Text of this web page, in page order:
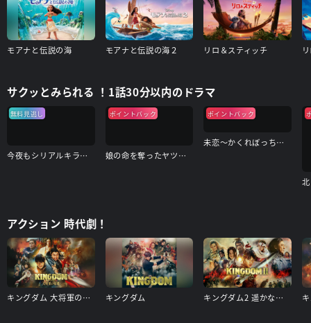
モアナと伝説の海 モアナと伝説の海２ リロ＆スティッチ
サクッとみられる ！1話30分以内のドラマ
無料見逃し
今夜もシリアルキラーと待ち合わせ
ポイントバック
娘の命を奪ったヤツを殺すのは罪ですか？
ポイントバック
未恋～かくれぼっちたち～
アクション 時代劇！
キングダム 大将軍の帰還 キングダム キングダム2 遥かなる大地へ